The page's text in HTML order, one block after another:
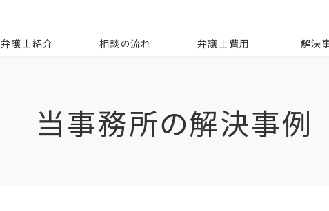
弁護士紹介 相談の流れ 弁護士費用 解決
当事務所の解決事例